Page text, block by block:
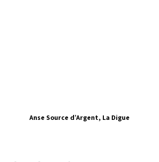
Anse Source d’Argent, La Digue